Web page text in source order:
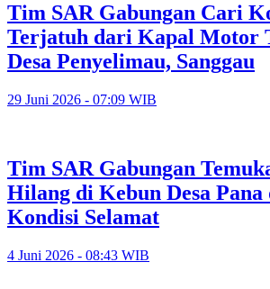
Tim SAR Gabungan Cari
Terjatuh dari Kapal Motor
Desa Penyelimau, Sanggau
29 Juni 2026 - 07:09 WIB
Tim SAR Gabungan
Hilang di Kebun Desa Pana
Kondisi Selamat
4 Juni 2026 - 08:43 WIB